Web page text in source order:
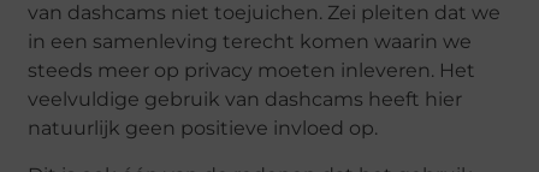
van dashcams niet toejuichen. Zei pleiten dat we
in een samenleving terecht komen waarin we
steeds meer op privacy moeten inleveren. Het
veelvuldige gebruik van dashcams heeft hier
natuurlijk geen positieve invloed op.